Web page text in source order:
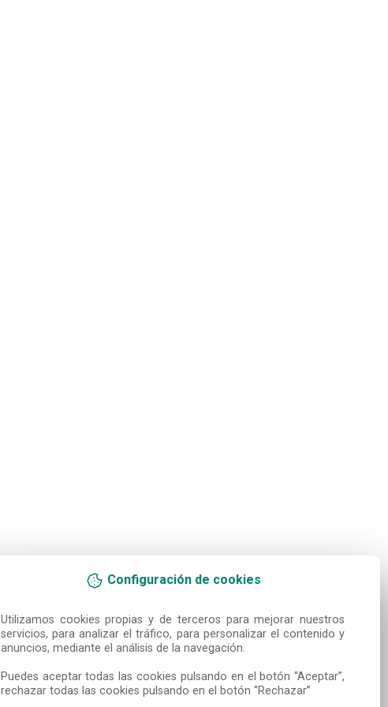
Configuración de cookies
Utilizamos cookies propias y de terceros para mejorar nuestros
servicios, para analizar el tráfico, para personalizar el contenido y
anuncios, mediante el análisis de la navegación.
Puedes aceptar todas las cookies pulsando en el botón “Aceptar”,
rechazar todas las cookies pulsando en el botón “Rechazar”